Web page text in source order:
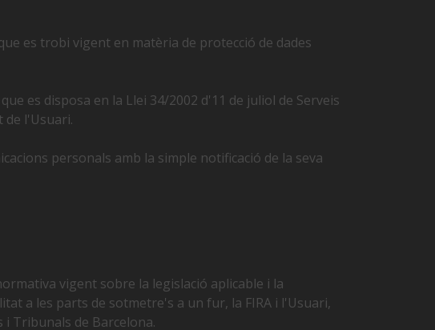
es trobi vigent en matèria de protecció de dades
es disposa en la Llei 34/2002 d'11 de juliol de Serveis
de l'Usuari.
personals amb la simple notificació de la seva
vigent sobre la legislació aplicable i la
a les parts de sotmetre's a un fur, la FIRA i l'Usuari,
Tribunals de Barcelona.